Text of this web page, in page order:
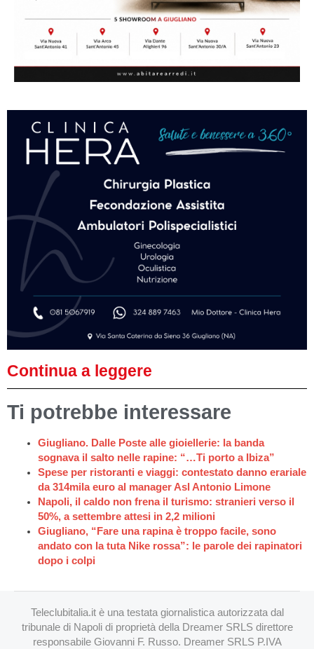
Continua a leggere
Ti potrebbe interessare
Giugliano. Dalle Poste alle gioiellerie: la banda
sognava il salto nelle rapine: “…Ti porto a Ibiza”
Spese per ristoranti e viaggi: contestato danno erariale
da 314mila euro al manager Asl Antonio Limone
Napoli, il caldo non frena il turismo: stranieri verso il
50%, a settembre attesi in 2,2 milioni
Giugliano, “Fare una rapina è troppo facile, sono
andato con la tuta Nike rossa”: le parole dei rapinatori
dopo i colpi
Teleclubitalia.it è una testata giornalistica autorizzata dal
tribunale di Napoli di proprietà della Dreamer SRLS direttore
responsabile Giovanni F. Russo. Dreamer SRLS P.IVA